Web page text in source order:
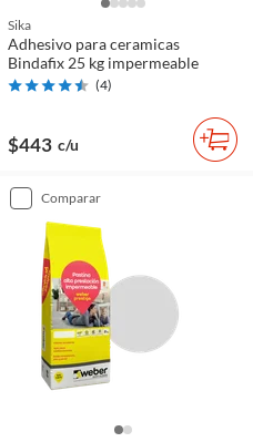
Sika
Adhesivo para ceramicas
Bindafix 25 kg impermeable
(4)
$443 c/u
comparar